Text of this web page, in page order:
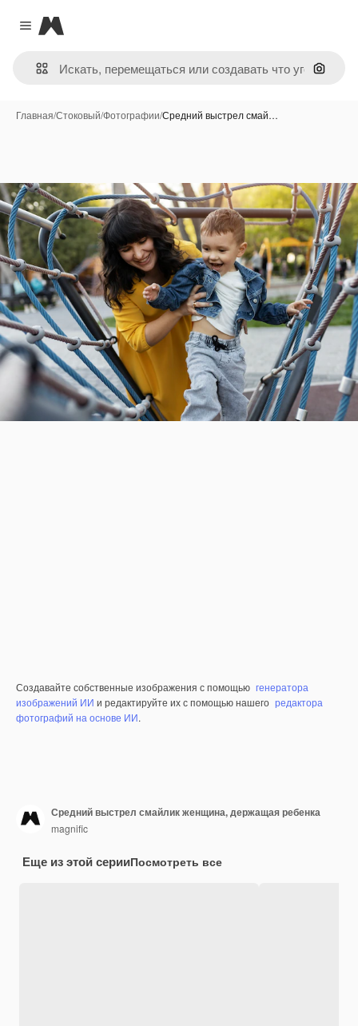
Close menu
Magnific
Поиск
Главная/Стоковый/Фотографии/Средний выстрел смай…
Создавайте собственные изображения с помощью генератора
изображений ИИ и редактируйте их с помощью нашего редактора
фотографий на основе ИИ.
Средний выстрел смайлик женщина, держащая ребенка
magnific
Еще из этой серииПосмотреть все